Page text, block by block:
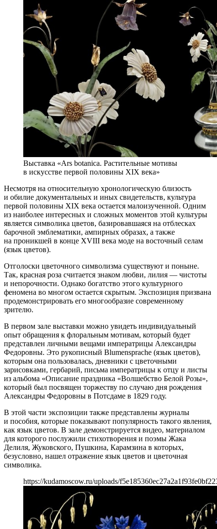
Выставка «Аrs botanica. Растительные мотивы
в искусстве первой половины XIX века»
Несмотря на относительную хронологическую близость
и обилие документальных и иных свидетельств, культура
первой половины XIX века остается малоизученной. Одним
из наиболее интересных и сложных моментов этой культуры
является символика цветов, базировавшаяся на отблесках
барочной эмблематики, ампирных образах, а также
на проникшей в конце XVIII века моде на восточный селам
(язык цветов).
Отголоски цветочного символизма существуют и поныне.
Так, красная роза считается знаком любви, лилия — чистоты
и непорочности. Однако богатство этого культурного
феномена во многом остается скрытым. Экспозиция призвана
продемонстрировать его многообразие современному
зрителю.
В первом зале выставки можно увидеть индивидуальный
опыт обращения к флоральным мотивам, который будет
представлен личными вещами императрицы Александры
Федоровны. Это рукописный Blumensprache (язык цветов),
которым она пользовалась, дневники с цветочными
зарисовками, гербарий, письма императрицы к отцу и листы
из альбома «Описание праздника «Волшебство Белой Розы»,
который был посвящен торжеству по случаю дня рождения
Александры Федоровны в Потсдаме в 1829 году.
В этой части экспозиции также представлены журналы
и пособия, которые показывают популярность такого явления,
как язык цветов. В зале демонстрируется видео, материалом
для которого послужили стихотворения и поэмы Жака
Делиля, Жуковского, Пушкина, Карамзина в которых,
безусловно, нашел отражение язык цветов и цветочная
символика.
https://kudamoscow.ru/uploads/